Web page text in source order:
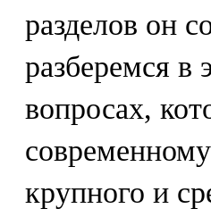
разделов он
разберемся в
вопросах,
крупного и